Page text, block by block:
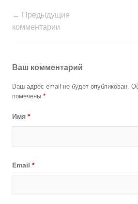
← Предыдущие
комментарии
Ваш комментарий
Ваш адрес email не будет опубликован.
помечены *
Имя *
Email *